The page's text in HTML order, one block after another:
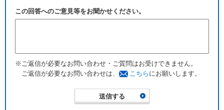
この回答へのご意見等をお聞かせください。
※ご返信が必要なお問い合わせ・ご質問はお受けできません。
ご返信が必要なお問い合わせは、
こちら にお願いします。